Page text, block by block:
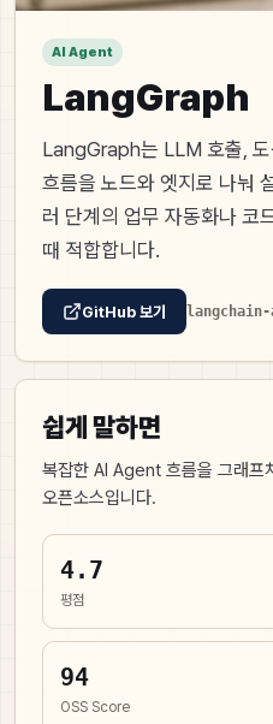
AI Agent
LangGraph
LangGraph는 LLM 호출,
흐름을 노드와 엣지로 나눠
러 단계의 업무 자동화나
때 적합합니다.
GitHub 보기
쉽게 말하면
복잡한 AI Agent 흐름을 그래프
오픈소스입니다.
4.7
평점
94
OSS Score